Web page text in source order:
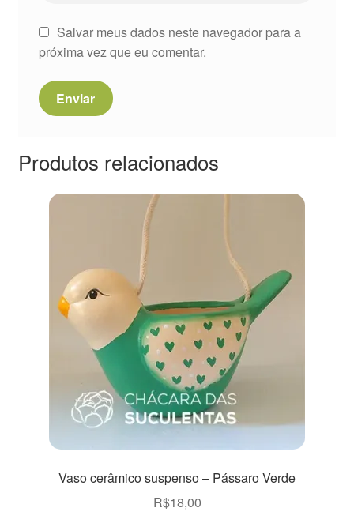
Salvar meus dados neste navegador para a
próxima vez que eu comentar.
Produtos relacionados
Vaso cerâmico suspenso – Pássaro Verde
R$18,00